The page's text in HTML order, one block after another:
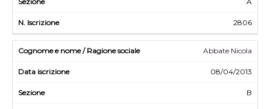
2806
Abbate Nicola
08/04/2013
B